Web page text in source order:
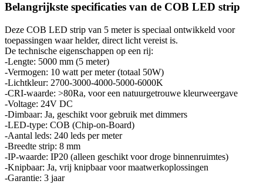
Belangrijkste specificaties van de COB LED strip
Deze COB LED strip van 5 meter is speciaal ontwikkeld voor
toepassingen waar helder, direct licht vereist is.
De technische eigenschappen op een rij:
-Lengte: 5000 mm (5 meter)
-Vermogen: 10 watt per meter (totaal 50W)
-Lichtkleur: 2700-3000-4000-5000-6000K
-CRI-waarde: >80Ra, voor een natuurgetrouwe kleurweergave
-Voltage: 24V DC
-Dimbaar: Ja, geschikt voor gebruik met dimmers
-LED-type: COB (Chip-on-Board)
-Aantal leds: 240 leds per meter
-Breedte strip: 8 mm
-IP-waarde: IP20 (alleen geschikt voor droge binnenruimtes)
-Knipbaar: Ja, vrij knipbaar voor maatwerkoplossingen
-Garantie: 3 jaar